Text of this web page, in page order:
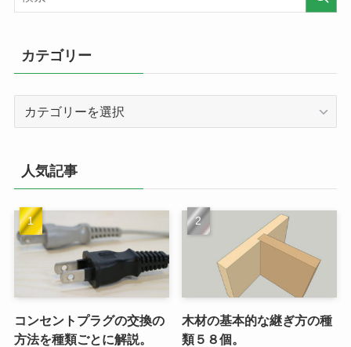
カテゴリー
ー
人気記事
コンセントプラグの交換の
方法を種類ごとに解説。
木材の基本的な継ぎ方の種
類５８個。